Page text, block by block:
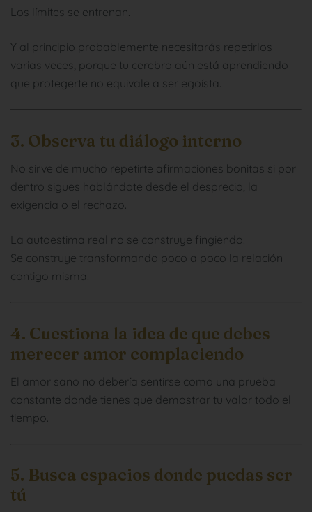
Los límites se entrenan.
Y al principio probablemente necesitarás repetirlos
varias veces, porque tu cerebro aún está aprendiendo
que protegerte no equivale a ser egoísta.
3. Observa tu diálogo interno
No sirve de mucho repetirte afirmaciones bonitas si por
dentro sigues hablándote desde el desprecio, la
exigencia o el rechazo.
La autoestima real no se construye fingiendo.
Se construye transformando poco a poco la relación
contigo misma.
4. Cuestiona la idea de que debes
merecer amor complaciendo
El amor sano no debería sentirse como una prueba
constante donde tienes que demostrar tu valor todo el
tiempo.
5. Busca espacios donde puedas ser
tú